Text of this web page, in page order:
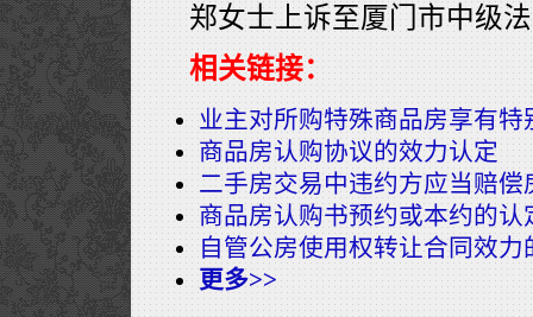
郑女士上诉至厦门市中级
相关链接：
业主对所购特殊商品房享有特
商品房认购协议的效力认定
二手房交易中违约方应当赔偿
商品房认购书预约或本约的认
自管公房使用权转让合同效
更多>>